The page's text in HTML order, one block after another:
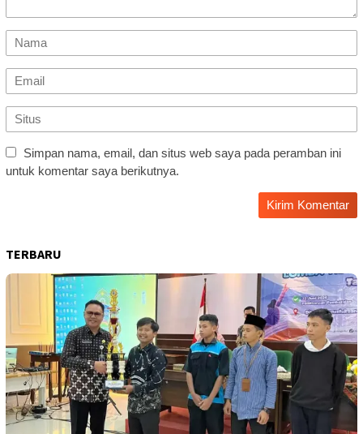
Simpan nama, email, dan situs web saya pada peramban ini
untuk komentar saya berikutnya.
TERBARU